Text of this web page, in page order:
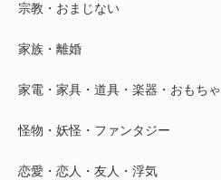
宗教・おまじない
家族・離婚
家電・家具・道具・楽器・おもちゃ
怪物・妖怪・ファンタジー
恋愛・恋人・友人・浮気